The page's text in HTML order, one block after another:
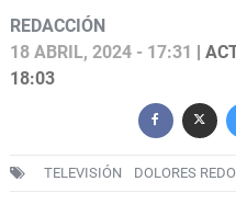
REDACCIÓN
18 ABRIL, 2024 - 17:31
|
18:03
TELEVISIÓN DOLORES